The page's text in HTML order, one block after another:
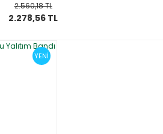
2.560,18 TL
2.278,56 TL
YENİ